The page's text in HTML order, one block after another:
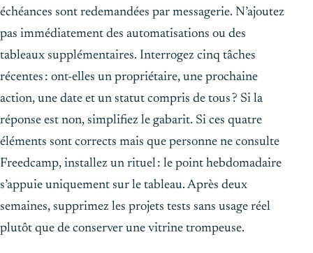
échéances sont redemandées par messagerie. N’ajoutez
pas immédiatement des automatisations ou des
tableaux supplémentaires. Interrogez cinq tâches
récentes : ont-elles un propriétaire, une prochaine
action, une date et un statut compris de tous ? Si la
réponse est non, simplifiez le gabarit. Si ces quatre
éléments sont corrects mais que personne ne consulte
Freedcamp, installez un rituel : le point hebdomadaire
s’appuie uniquement sur le tableau. Après deux
semaines, supprimez les projets tests sans usage réel
plutôt que de conserver une vitrine trompeuse.